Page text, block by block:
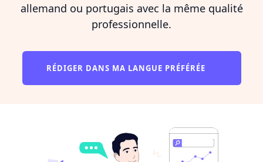
allemand ou portugais avec la même qualité
professionnelle.
RÉDIGER DANS MA LANGUE PRÉFÉRÉE